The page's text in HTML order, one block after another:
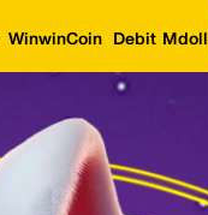
WinwinCoin Debit Mdoll